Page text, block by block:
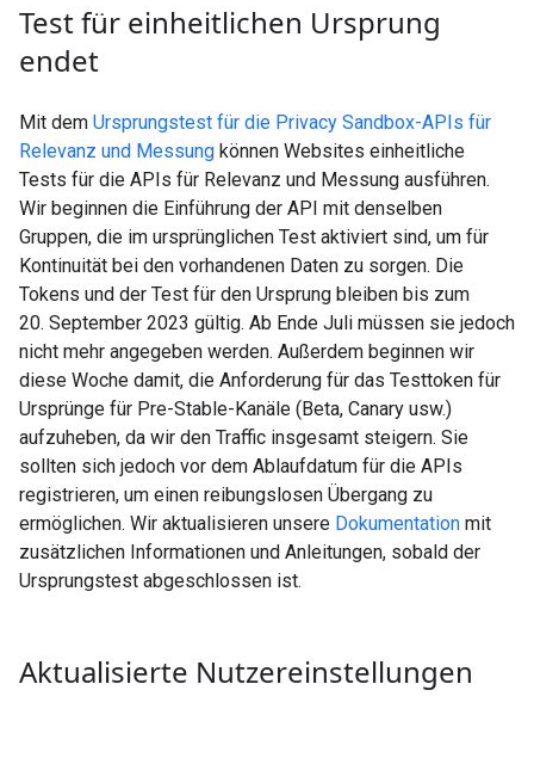
Test für einheitlichen Ursprung
endet
Mit dem Ursprungstest für die Privacy Sandbox-APIs für
Relevanz und Messung können Websites einheitliche
Tests für die APIs für Relevanz und Messung ausführen.
Wir beginnen die Einführung der API mit denselben
Gruppen, die im ursprünglichen Test aktiviert sind, um für
Kontinuität bei den vorhandenen Daten zu sorgen. Die
Tokens und der Test für den Ursprung bleiben bis zum
20. September 2023 gültig. Ab Ende Juli müssen sie jedoch
nicht mehr angegeben werden. Außerdem beginnen wir
diese Woche damit, die Anforderung für das Testtoken für
Ursprünge für Pre-Stable-Kanäle (Beta, Canary usw.)
aufzuheben, da wir den Traffic insgesamt steigern. Sie
sollten sich jedoch vor dem Ablaufdatum für die APIs
registrieren, um einen reibungslosen Übergang zu
ermöglichen. Wir aktualisieren unsere Dokumentation mit
zusätzlichen Informationen und Anleitungen, sobald der
Ursprungstest abgeschlossen ist.
Aktualisierte Nutzereinstellungen